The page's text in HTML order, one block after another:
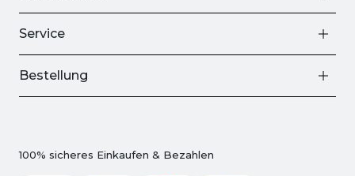
Service
Bestellung
100% sicheres Einkaufen & Bezahlen